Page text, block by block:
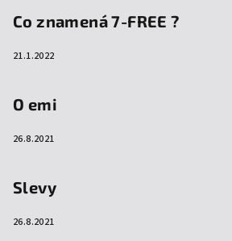
Co znamená 7-FREE ?
21.1.2022
O emi
26.8.2021
Slevy
26.8.2021